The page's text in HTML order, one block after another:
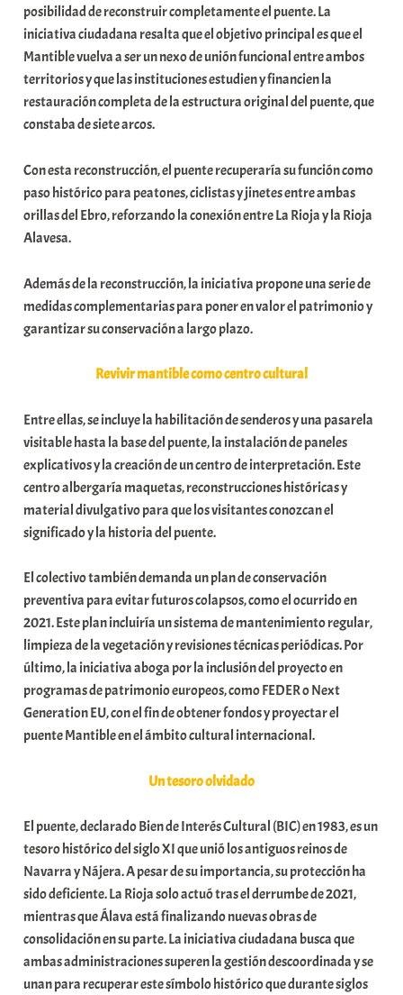
posibilidad de reconstruir completamente el puente. La
iniciativa ciudadana resalta que el objetivo principal es que el
Mantible vuelva a ser un nexo de unión funcional entre ambos
territorios y que las instituciones estudien y financien la
restauración completa de la estructura original del puente, que
constaba de siete arcos.
Con esta reconstrucción, el puente recuperaría su función como
paso histórico para peatones, ciclistas y jinetes entre ambas
orillas del Ebro, reforzando la conexión entre La Rioja y la Rioja
Alavesa.
Además de la reconstrucción, la iniciativa propone una serie de
medidas complementarias para poner en valor el patrimonio y
garantizar su conservación a largo plazo.
Revivir mantible como centro cultural
Entre ellas, se incluye la habilitación de senderos y una pasarela
visitable hasta la base del puente, la instalación de paneles
explicativos y la creación de un centro de interpretación. Este
centro albergaría maquetas, reconstrucciones históricas y
material divulgativo para que los visitantes conozcan el
significado y la historia del puente.
El colectivo también demanda un plan de conservación
preventiva para evitar futuros colapsos, como el ocurrido en
2021. Este plan incluiría un sistema de mantenimiento regular,
limpieza de la vegetación y revisiones técnicas periódicas. Por
último, la iniciativa aboga por la inclusión del proyecto en
programas de patrimonio europeos, como FEDER o Next
Generation EU, con el fin de obtener fondos y proyectar el
puente Mantible en el ámbito cultural internacional.
Un tesoro olvidado
El puente, declarado Bien de Interés Cultural (BIC) en 1983, es un
tesoro histórico del siglo XI que unió los antiguos reinos de
Navarra y Nájera. A pesar de su importancia, su protección ha
sido deficiente. La Rioja solo actuó tras el derrumbe de 2021,
mientras que Álava está finalizando nuevas obras de
consolidación en su parte. La iniciativa ciudadana busca que
ambas administraciones superen la gestión descoordinada y se
unan para recuperar este símbolo histórico que durante siglos